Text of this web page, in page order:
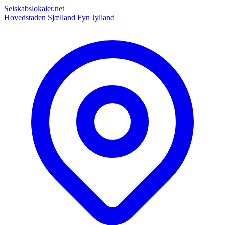
Selskabslokaler.net
Hovedstaden Sjælland Fyn Jylland